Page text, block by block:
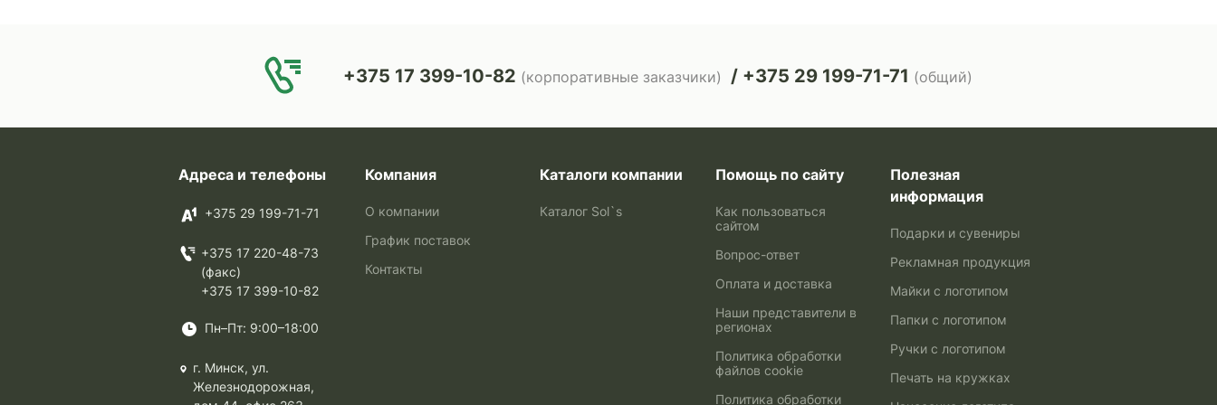
+375 17 399-10-82 (корпоративные заказчики) +375 29 199-71-71 (общий)
Адреса и телефоны
+375 29 199-71-71
+375 17 220-48-73
(факс)
+375 17 399-10-82
Пн–Пт: 9:00–18:00
г. Минск, ул.
Железнодорожная,
Компания
О компании
График поставок
Контакты
Каталоги компании
Каталог Sol`s
Помощь по сайту
Как пользоваться
сайтом
Вопрос-ответ
Оплата и доставка
Наши представители в
регионах
Политика обработки
файлов cookie
Политика обработки
Полезная
информация
Подарки и сувениры
Рекламная продукция
Майки с логотипом
Папки с логотипом
Ручки с логотипом
Печать на кружках